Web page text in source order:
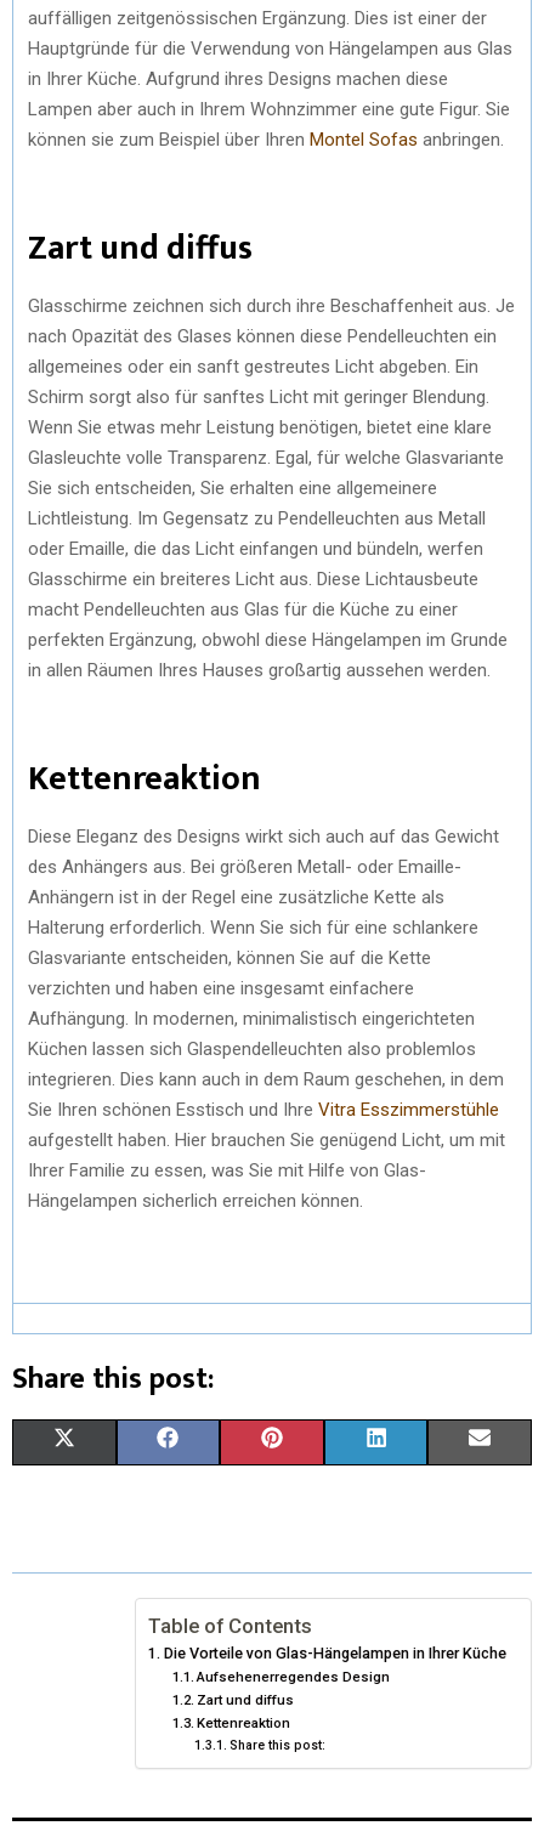
auffälligen zeitgenössischen Ergänzung. Dies ist einer der
Hauptgründe für die Verwendung von Hängelampen aus Glas
in Ihrer Küche. Aufgrund ihres Designs machen diese
Lampen aber auch in Ihrem Wohnzimmer eine gute Figur. Sie
können sie zum Beispiel über Ihren Montel Sofas anbringen.
Zart und diffus
Glasschirme zeichnen sich durch ihre Beschaffenheit aus. Je
nach Opazität des Glases können diese Pendelleuchten ein
allgemeines oder ein sanft gestreutes Licht abgeben. Ein
Schirm sorgt also für sanftes Licht mit geringer Blendung.
Wenn Sie etwas mehr Leistung benötigen, bietet eine klare
Glasleuchte volle Transparenz. Egal, für welche Glasvariante
Sie sich entscheiden, Sie erhalten eine allgemeinere
Lichtleistung. Im Gegensatz zu Pendelleuchten aus Metall
oder Emaille, die das Licht einfangen und bündeln, werfen
Glasschirme ein breiteres Licht aus. Diese Lichtausbeute
macht Pendelleuchten aus Glas für die Küche zu einer
perfekten Ergänzung, obwohl diese Hängelampen im Grunde
in allen Räumen Ihres Hauses großartig aussehen werden.
Kettenreaktion
Diese Eleganz des Designs wirkt sich auch auf das Gewicht
des Anhängers aus. Bei größeren Metall- oder Emaille-
Anhängern ist in der Regel eine zusätzliche Kette als
Halterung erforderlich. Wenn Sie sich für eine schlankere
Glasvariante entscheiden, können Sie auf die Kette
verzichten und haben eine insgesamt einfachere
Aufhängung. In modernen, minimalistisch eingerichteten
Küchen lassen sich Glaspendelleuchten also problemlos
integrieren. Dies kann auch in dem Raum geschehen, in dem
Sie Ihren schönen Esstisch und Ihre Vitra Esszimmerstühle
aufgestellt haben. Hier brauchen Sie genügend Licht, um mit
Ihrer Familie zu essen, was Sie mit Hilfe von Glas-
Hängelampen sicherlich erreichen können.
Share this post:
W E
O
O
K
T
E
R
E
S
K
D
I
Table of Contents
Die Vorteile von Glas-Hängelampen in Ihrer Küche
Aufsehenerregendes Design
Zart und diffus
Kettenreaktion
Share this post: